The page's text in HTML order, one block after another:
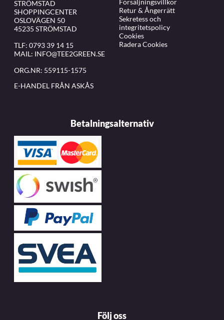
STRÖMSTAD
SHOPPINGCENTER
OSLOVÄGEN 50
45235 STRÖMSTAD
TLF: 0793 39 14 15
MAIL: INFO@TEE2GREEN.SE
ORG.NR: 559115-1575
E-HANDEL FRÅN ASKÅS
Försäljningsvillkor
Retur & Ångerrätt
Sekretess och
integritetspolicy
Cookies
Radera Cookies
Betalningsalternativ
Följ oss